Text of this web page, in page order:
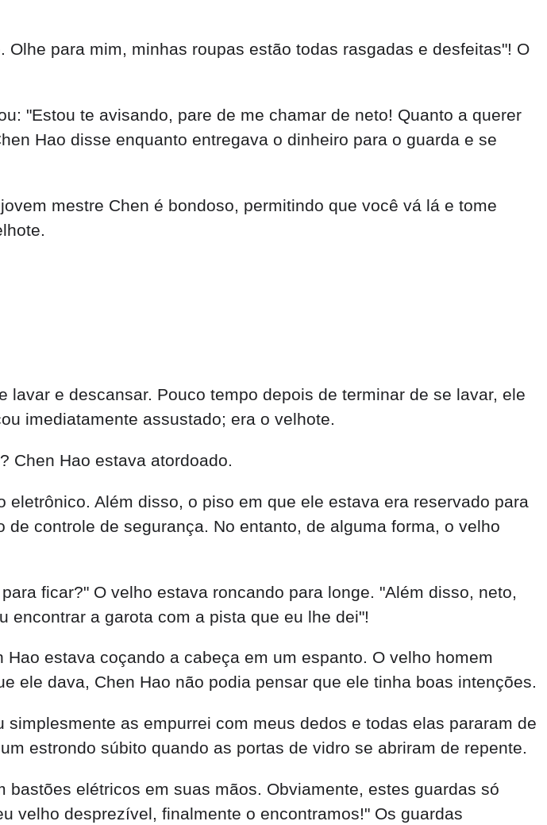
para mim, minhas roupas estão todas rasgadas e desfeitas"! O
"Estou te avisando, pare de me chamar de neto! Quanto a querer
Hao disse enquanto entregava o dinheiro para o guarda e se
mestre Chen é bondoso, permitindo que você vá lá e tome
e descansar. Pouco tempo depois de terminar de se lavar, ele
imediatamente assustado; era o velhote.
Chen Hao estava atordoado.
Além disso, o piso em que ele estava era reservado para
controle de segurança. No entanto, de alguma forma, o velho
ficar?" O velho estava roncando para longe. "Além disso, neto,
encontrar a garota com a pista que eu lhe dei"!
estava coçando a cabeça em um espanto. O velho homem
ele dava, Chen Hao não podia pensar que ele tinha boas intenções.
as empurrei com meus dedos e todas elas pararam de
estrondo súbito quando as portas de vidro se abriram de repente.